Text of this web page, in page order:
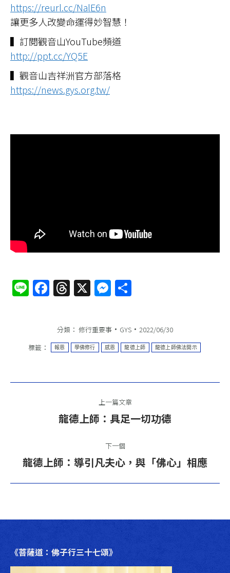
https://reurl.cc/NalE6n
讓更多人改變命運得妙智慧！
▍訂閱觀音山YouTube頻道
http://ppt.cc/YQ5E
▍觀音山吉祥洲官方部落格
https://news.gys.org.tw/
LineFacebook
Threads
X Messenger
分類： 修行重要事 GYS
2022/06/30
標籤：
報恩 學佛修行 感恩 龍德上師 龍德上師佛法開示
航
上一篇文章
上
篇
文
龍德上師：具足一切功德
下一個
下
章：
龍德上師：導引凡夫心，與「佛心」相應
《菩薩道：佛子行三十七頌》